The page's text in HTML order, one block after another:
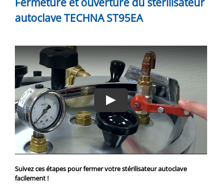
autoclave TECHNA ST95EA
Suivez ces étapes pour fermer votre stérilisateur autoclave
facilement !